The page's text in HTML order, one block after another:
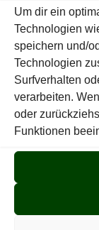
Um dir ein
Technologien
speichern und/
Technologien
Surfverhalten
verarbeiten.
oder
Funktionen
Dennis und
Raumnutzung
Teilen
Comments are